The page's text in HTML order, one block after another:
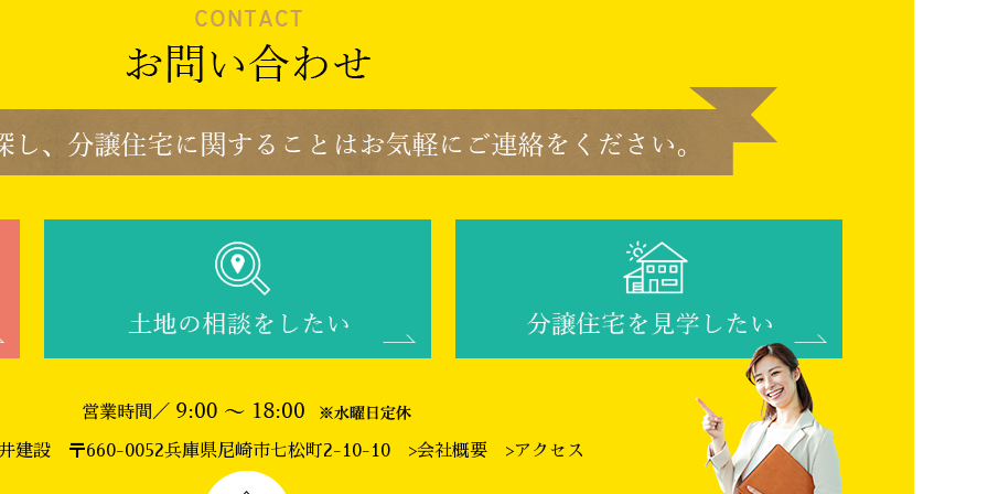
建設 〒660-0052兵庫県尼崎市七松町2-10-10 >会社概要 >アクセス